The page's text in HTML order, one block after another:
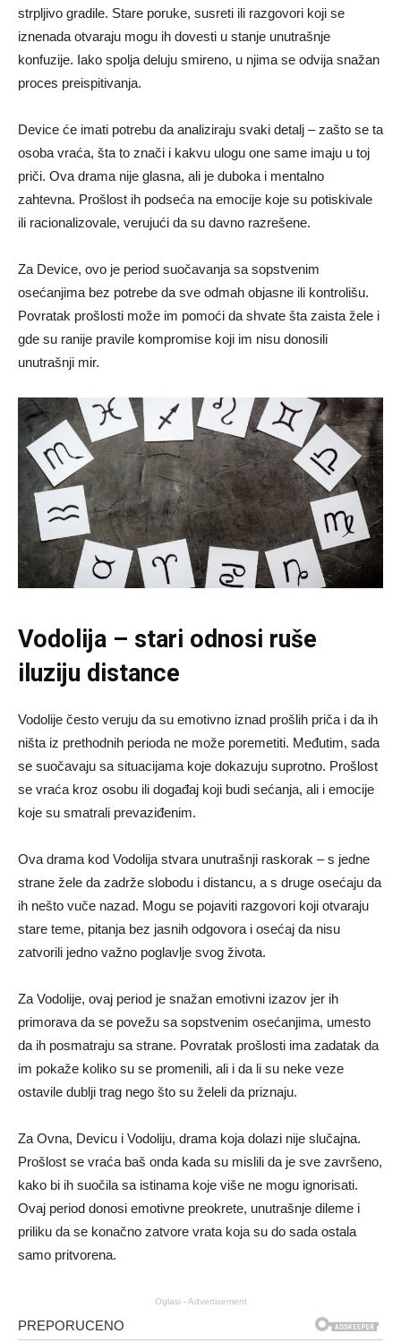
strpljivo gradile. Stare poruke, susreti ili razgovori koji se
iznenada otvaraju mogu ih dovesti u stanje unutrašnje
konfuzije. Iako spolja deluju smireno, u njima se odvija snažan
proces preispitivanja.
Device će imati potrebu da analiziraju svaki detalj – zašto se ta
osoba vraća, šta to znači i kakvu ulogu one same imaju u toj
priči. Ova drama nije glasna, ali je duboka i mentalno
zahtevna. Prošlost ih podseća na emocije koje su potiskivale
ili racionalizovale, verujući da su davno razrešene.
Za Device, ovo je period suočavanja sa sopstvenim
osećanjima bez potrebe da sve odmah objasne ili kontrolišu.
Povratak prošlosti može im pomoći da shvate šta zaista žele i
gde su ranije pravile kompromise koji im nisu donosili
unutrašnji mir.
Vodolija – stari odnosi ruše
iluziju distance
Vodolije često veruju da su emotivno iznad prošlih priča i da ih
ništa iz prethodnih perioda ne može poremetiti. Međutim, sada
se suočavaju sa situacijama koje dokazuju suprotno. Prošlost
se vraća kroz osobu ili događaj koji budi sećanja, ali i emocije
koje su smatrali prevaziđenim.
Ova drama kod Vodolija stvara unutrašnji raskorak – s jedne
strane žele da zadrže slobodu i distancu, a s druge osećaju da
ih nešto vuče nazad. Mogu se pojaviti razgovori koji otvaraju
stare teme, pitanja bez jasnih odgovora i osećaj da nisu
zatvorili jedno važno poglavlje svog života.
Za Vodolije, ovaj period je snažan emotivni izazov jer ih
primorava da se povežu sa sopstvenim osećanjima, umesto
da ih posmatraju sa strane. Povratak prošlosti ima zadatak da
im pokaže koliko su se promenili, ali i da li su neke veze
ostavile dublji trag nego što su želeli da priznaju.
Za Ovna, Devicu i Vodoliju, drama koja dolazi nije slučajna.
Prošlost se vraća baš onda kada su mislili da je sve završeno,
kako bi ih suočila sa istinama koje više ne mogu ignorisati.
Ovaj period donosi emotivne preokrete, unutrašnje dileme i
priliku da se konačno zatvore vrata koja su do sada ostala
samo pritvorena.
Oglasi - Advertisement